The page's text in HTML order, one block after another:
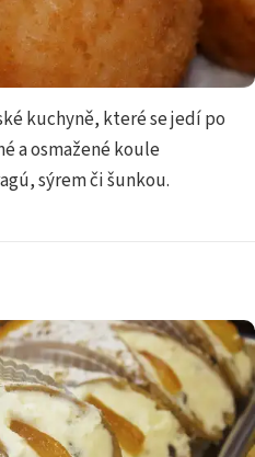
kuchyně, které se jedí po
a osmažené koule
sýrem či šunkou.